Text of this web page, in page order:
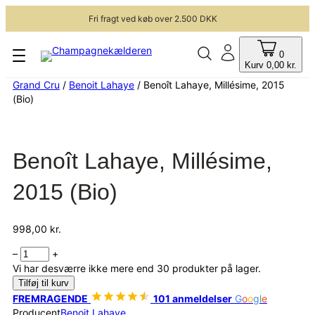
Fri fragt ved køb over 2.500 DKK
0
Kurv 0,00 kr.
Grand Cru / Benoit Lahaye / Benoît Lahaye, Millésime, 2015
(Bio)
Benoît Lahaye, Millésime,
2015 (Bio)
998,00 kr.
– Benoît
Lahaye,
Millésime,
2015
(Bio)
+
Vi har desværre ikke mere end 30 produkter på lager.
Tilføj til kurv
FREMRAGENDE 101 anmeldelser Google